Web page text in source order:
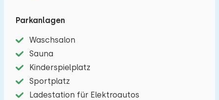
die Natur zu erkunden. Wandern oder radeln Sie
durch die weitläufigen Wälder und
Heidelandschaften, beobachten Sie die Tiere auf
den umliegenden Feldern oder besuchen Sie die
nahegelegenen Dörfer mit ihren charmanten
Läden und Terrassen. Hier erleben Sie einen
Parkanlagen
Waschsalon
Sauna
Kinderspielplatz
Sportplatz
Ladestation für Elektroautos